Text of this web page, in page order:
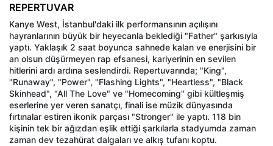
REPERTUVAR
Kanye West, İstanbul'daki ilk performansının açılışını
hayranlarının büyük bir heyecanla beklediği "Father" şarkısıyla
yaptı. Yaklaşık 2 saat boyunca sahnede kalan ve enerjisini bir
an olsun düşürmeyen rap efsanesi, kariyerinin en sevilen
hitlerini ardı ardına seslendirdi. Repertuvarında; "King",
"Runaway", "Power", "Flashing Lights", "Heartless", "Black
Skinhead", "All The Love" ve "Homecoming" gibi kültleşmiş
eserlerine yer veren sanatçı, finali ise müzik dünyasında
fırtınalar estiren ikonik parçası "Stronger" ile yaptı. 118 bin
kişinin tek bir ağızdan eşlik ettiği şarkılarla stadyumda zaman
zaman dev tezahürat dalgaları ve alkış tufanı koptu.